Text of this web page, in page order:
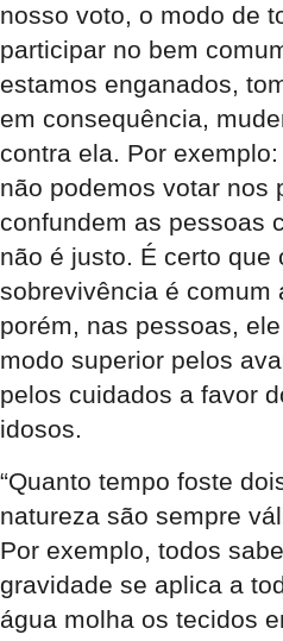
nosso voto, o modo de
participar no bem
estamos enganados,
em consequência,
contra ela. Por
não podemos votar nos
confundem as pessoas
não é justo. É certo que
sobrevivência é comum
porém, nas pessoas,
modo superior pelos
pelos cuidados a favor
idosos.
“Quanto tempo foste
natureza são sempre
Por exemplo, todos
gravidade se aplica a
água molha os tecidos